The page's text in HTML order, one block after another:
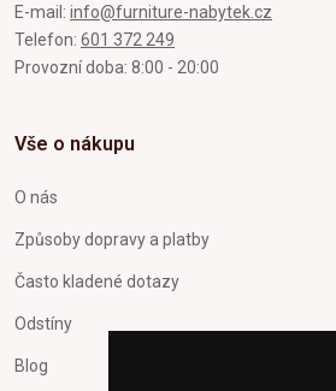
E-mail: info@furniture-nabytek.cz
Telefon: 601 372 249
Provozní doba: 8:00 - 20:00
Vše o nákupu
O nás
Způsoby dopravy a platby
Často kladené dotazy
Odstíny
Blog